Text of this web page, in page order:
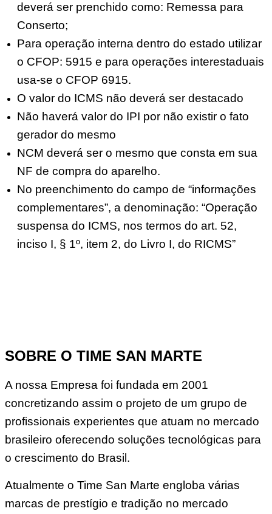
deverá ser prenchido como: Remessa para
Conserto;
Para operação interna dentro do estado utilizar
o CFOP: 5915 e para operações interestaduais
usa-se o CFOP 6915.
O valor do ICMS não deverá ser destacado
Não haverá valor do IPI por não existir o fato
gerador do mesmo
NCM deverá ser o mesmo que consta em sua
NF de compra do aparelho.
No preenchimento do campo de “informações
complementares”, a denominação: “Operação
suspensa do ICMS, nos termos do art. 52,
inciso I, § 1º, item 2, do Livro I, do RICMS”
SOBRE O TIME SAN MARTE
A nossa Empresa foi fundada em 2001
concretizando assim o projeto de um grupo de
profissionais experientes que atuam no mercado
brasileiro oferecendo soluções tecnológicas para
o crescimento do Brasil.
Atualmente o Time San Marte engloba várias
marcas de prestígio e tradição no mercado